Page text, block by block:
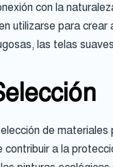
con la
utilizarse para
las telas
de
a la